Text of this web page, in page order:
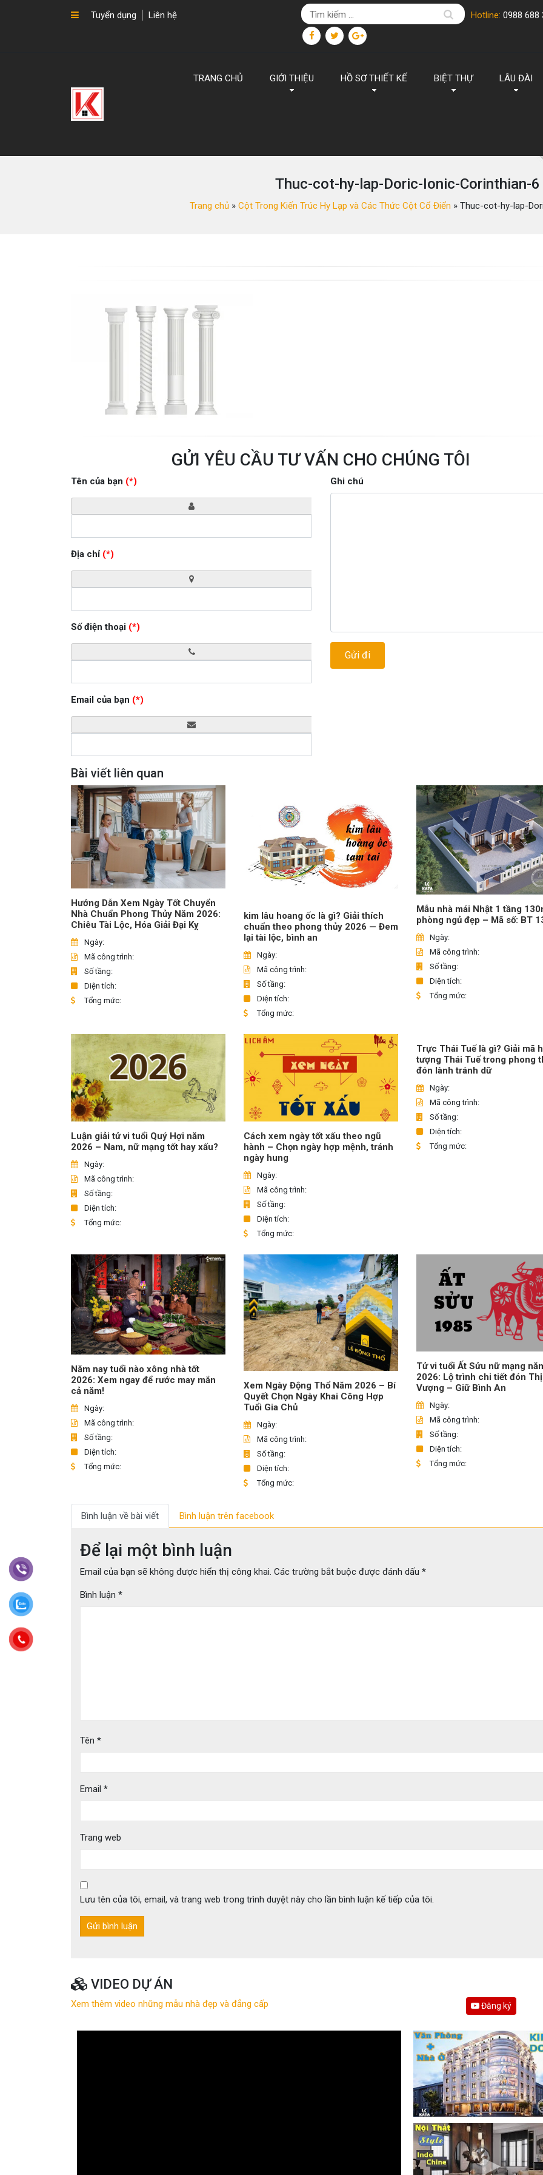
Tuyển dụng Liên hệ Hotline: 0988 688
TRANG CHỦ GIỚI THIỆU HỒ SƠ THIẾT KẾ BIỆT THỰ LÂU ĐÀI
Thuc-cot-hy-lap-Doric-Ionic-Corinthian-6
Trang chủ » Cột Trong Kiến Trúc Hy Lạp và Các Thức Cột Cổ Điển » Thuc-cot-hy-lap-
GỬI YÊU CẦU TƯ VẤN CHO CHÚNG TÔI
Tên của bạn (*)
Địa chỉ (*)
Số điện thoại (*)
Email của bạn (*)
Ghi chú
Bài viết liên quan
Hướng Dẫn Xem Ngày Tốt Chuyển
Nhà Chuẩn Phong Thủy Năm 2026:
Chiêu Tài Lộc, Hóa Giải Đại Kỵ
Ngày:
Mã công trình:
Số tầng:
Diện tích:
Tổng mức:
kim lâu hoang ốc là gì? Giải thích
chuẩn theo phong thủy 2026 — Đem
lại tài lộc, bình an
Ngày:
Mã công trình:
Số tầng:
Diện tích:
Tổng mức:
Mẫu nhà mái Nhật 1 tầng
phòng ngủ đẹp – Mã số: BT
Ngày:
Mã công trình:
Số tầng:
Diện tích:
Tổng mức:
Luận giải tử vi tuổi Quý Hợi năm
2026 – Nam, nữ mạng tốt hay xấu?
Ngày:
Mã công trình:
Số tầng:
Diện tích:
Tổng mức:
Cách xem ngày tốt xấu theo ngũ
hành – Chọn ngày hợp mệnh, tránh
ngày hung
Ngày:
Mã công trình:
Số tầng:
Diện tích:
Tổng mức:
Trực Thái Tuế là gì? Giải mã
tượng Thái Tuế trong phong
đón lành tránh dữ
Ngày:
Mã công trình:
Số tầng:
Diện tích:
Tổng mức:
Năm nay tuổi nào xông nhà tốt
2026: Xem ngay để rước may mắn
cả năm!
Ngày:
Mã công trình:
Số tầng:
Diện tích:
Tổng mức:
Xem Ngày Động Thổ Năm 2026 – Bí
Quyết Chọn Ngày Khai Công Hợp
Tuổi Gia Chủ
Ngày:
Mã công trình:
Số tầng:
Diện tích:
Tổng mức:
Tử vi tuổi Ất Sửu nữ mạng
2026: Lộ trình chi tiết đón
Vượng – Giữ Bình An
Ngày:
Mã công trình:
Số tầng:
Diện tích:
Tổng mức:
Bình luận về bài viết Bình luận trên facebook
Để lại một bình luận
Email của bạn sẽ không được hiển thị công khai. Các trường bắt buộc được đánh dấu *
Bình luận *
Tên *
Email *
Trang web
Lưu tên của tôi, email, và trang web trong trình duyệt này cho lần bình luận kế tiếp của tôi.
VIDEO DỰ ÁN
Xem thêm video những mẫu nhà đẹp và đẳng cấp Đăng ký